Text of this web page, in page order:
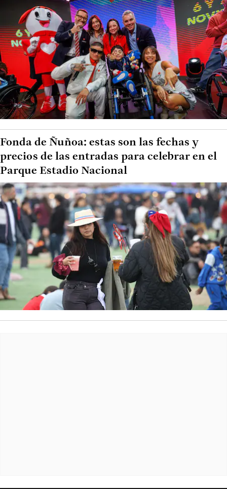
Fonda de Ñuñoa: estas son las fechas y
precios de las entradas para celebrar en el
Parque Estadio Nacional